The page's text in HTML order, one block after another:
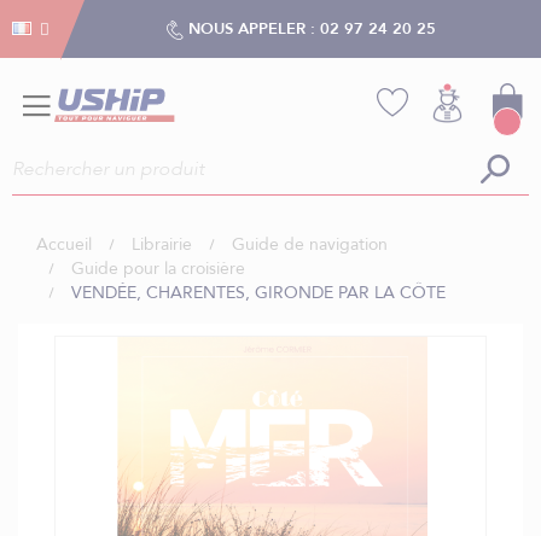
NOUS APPELER : 02 97 24 20 25
Accueil Librairie
Guide de navigation
Guide pour la croisière
VENDÉE, CHARENTES, GIRONDE PAR LA CÔTE
Gestion des cookies
Gestion des cookies